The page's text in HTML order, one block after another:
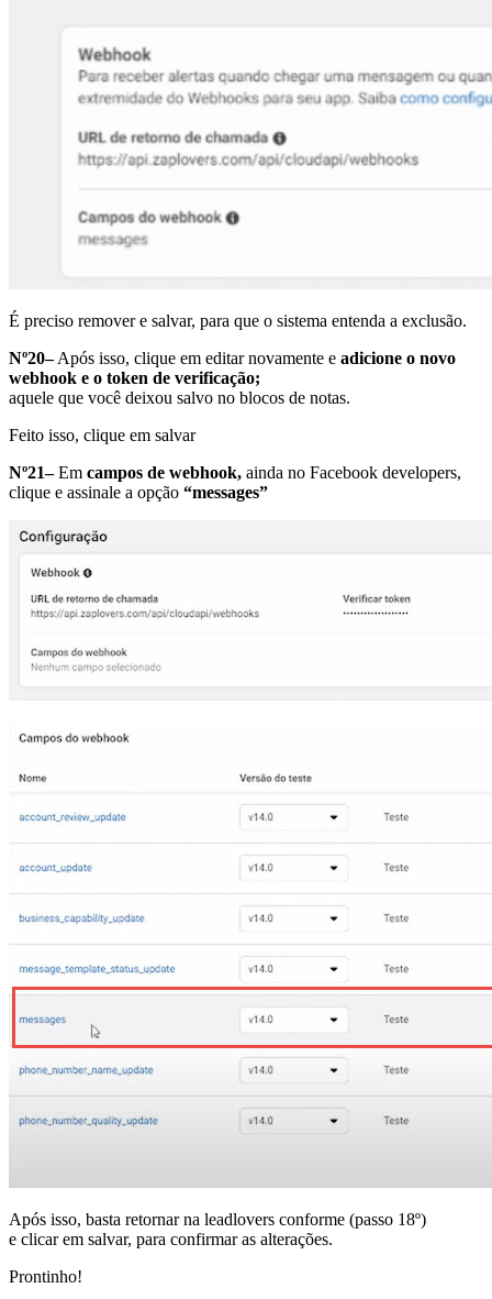
É preciso remover e salvar, para que o sistema entenda a exclusão.
Nº20–Após isso, clique em editar novamente e adicione o novo
webhook e o token de verificação;
aquele que você deixou salvo no blocos de notas.
Feito isso, clique em salvar
Nº21–Em campos de webhook, ainda no Facebook developers,
clique e assinale a opção “messages”
Após isso, basta retornar na leadlovers conforme (passo 18º)
e clicar em salvar, para confirmar as alterações.
Prontinho!